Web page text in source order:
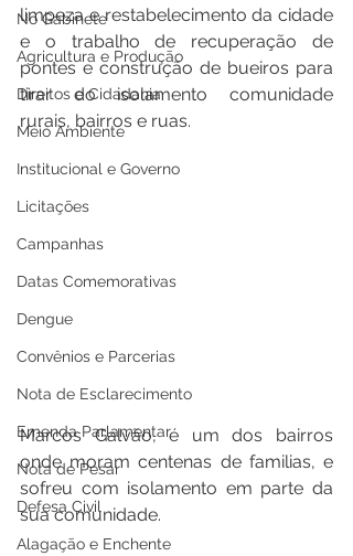
No Gabinete
Agricultura e Produção
Direitos e Cidadania
Meio Ambiente
Institucional e Governo
Licitações
Campanhas
Datas Comemorativas
Dengue
Convênios e Parcerias
Nota de Esclarecimento
Emenda Parlamentar
Nota de Pesar
Defesa Civil
Alagação e Enchente
limpeza e restabelecimento da cidade
e o trabalho de recuperação de
pontes e construção de bueiros para
tirar do isolamento comunidade
rurais, bairros e ruas.
Marcos Galvão, é um dos bairros
onde moram centenas de familias, e
sofreu com isolamento em parte da
sua comunidade.